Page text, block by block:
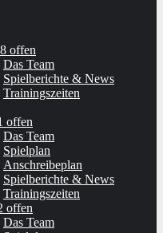
offen
Das Team
Spielberichte & News
Trainingszeiten
offen
Das Team
Spielplan
Anschreibeplan
Spielberichte & News
Trainingszeiten
offen
Das Team